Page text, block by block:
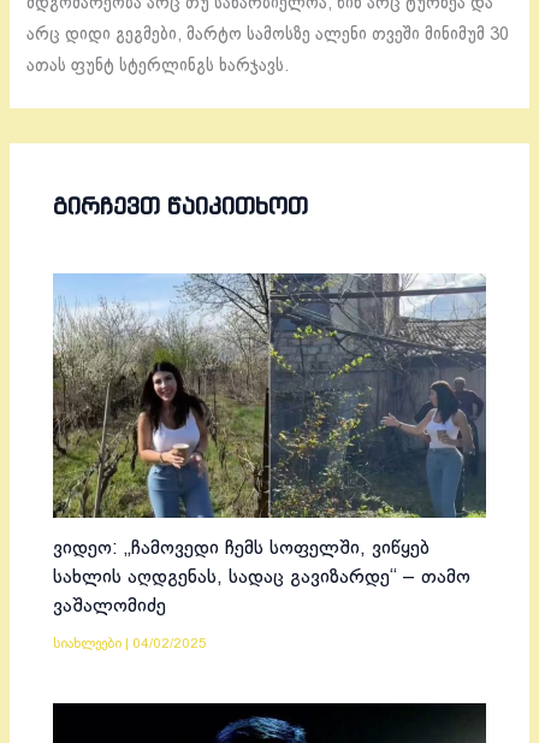
მდგომარეობა არც თუ სახარბიელოა, წინ არც ტურნეა და
არც დიდი გეგმები, მარტო სამოსზე ალენი თვეში მინიმუმ 30
ათას ფუნტ სტერლინგს ხარჯავს.
ᲒᲘᲠᲩᲔᲕᲗ ᲬᲐᲘᲙᲘᲗᲮᲝᲗ
ვიდეო: „ჩამოვედი ჩემს სოფელში, ვიწყებ
სახლის აღდგენას, სადაც გავიზარდე“ – თამო
ვაშალომიძე
სიახლეები 04/02/2025